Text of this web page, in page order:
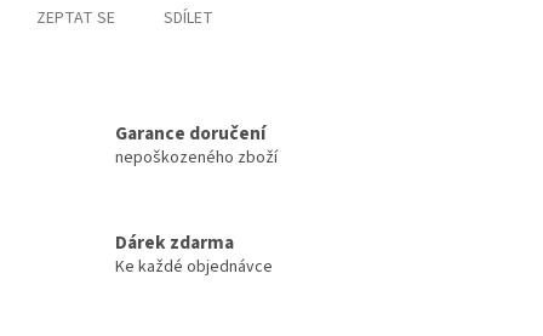
ZEPTAT SE SDÍLET
Garance doručení
nepoškozeného zboží
Dárek zdarma
Ke každé objednávce